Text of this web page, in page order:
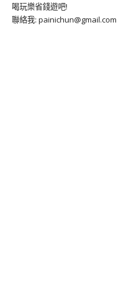
喝玩樂省錢遊吧!
聯絡我: painichun@gmail.com